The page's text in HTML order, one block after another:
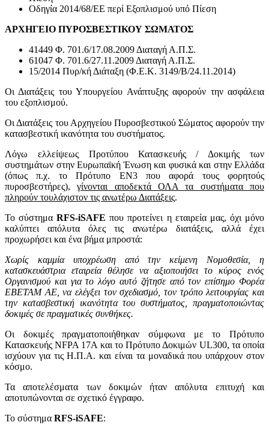
Οδηγία 2014/68/EE περί Εξοπλισμού υπό Πίεση
ΑΡΧΗΓΕΙΟ ΠΥΡΟΣΒΕΣΤΙΚΟΥ ΣΩΜΑΤΟΣ
41449 Φ. 701.6/17.08.2009 Διαταγή Α.Π.Σ.
61047 Φ. 701.6/27.11.2009 Διαταγή Α.Π.Σ.
15/2014 Πυρ/κή Διάταξη (Φ.Ε.Κ. 3149/Β/24.11.2014)
Οι Διατάξεις του Υπουργείου Ανάπτυξης αφορούν την ασφάλεια
του εξοπλισμού.
Οι Διατάξεις του Αρχηγείου Πυροσβεστικού Σώματος αφορούν την
κατασβεστική ικανότητα του συστήματος.
Λόγω ελλείψεως Προτύπου Κατασκευής / Δοκιμής των
συστημάτων στην Ευρωπαϊκή Ένωση και φυσικά και στην Ελλάδα
(όπως π.χ. το Πρότυπο ΕΝ3 που αφορά τους φορητούς
πυροσβεστήρες),γίνονται αποδεκτά ΟΛΑ τα συστήματα που
πληρούν τουλάχιστον τις ανωτέρω Διατάξεις.
Το σύστημαRFS-iSAFE που προτείνει η εταιρεία μας, όχι μόνο
καλύπτει απόλυτα όλες τις ανωτέρω διατάξεις, αλλά έχει
προχωρήσει και ένα βήμα μπροστά:
Χωρίς καμμία υποχρέωση από την κείμενη Νομοθεσία, η
κατασκευάστρια εταιρεία θέλησε να αξιοποιήσει το κύρος ενός
Οργανισμού και για το λόγο αυτό ζήτησε από τον επίσημο Φορέα
ΕΒΕΤΑΜ ΑΕ, να ελέγξει τον σχεδιασμό, τον τρόπο λειτουργίας και
την κατασβεστική ικανότητα του συστήματος, πραγματοποιώντας
δοκιμές σε πραγματικές συνθήκες.
Οι δοκιμές πραγματοποιήθηκαν σύμφωνα με το Πρότυπο
Κατασκευής NFPA 17A και το Πρότυπο Δοκιμών UL300, τα οποία
ισχύουν για τις Η.Π.Α. και είναι τα μοναδικά που υπάρχουν στον
κόσμο.
Τα αποτελέσματα των δοκιμών ήταν απόλυτα επιτυχή και
αποτυπώνονται σε σχετικό έγγραφο.
Το σύστημα RFS-iSAFE: